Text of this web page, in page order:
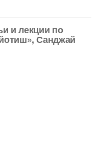
и лекции по
Санджай